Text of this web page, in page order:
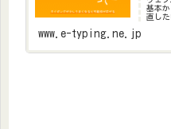
基本
直し
www.e-typing.ne.jp